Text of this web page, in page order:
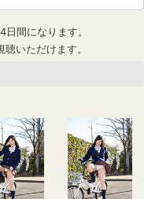
間になります。
いただけます。